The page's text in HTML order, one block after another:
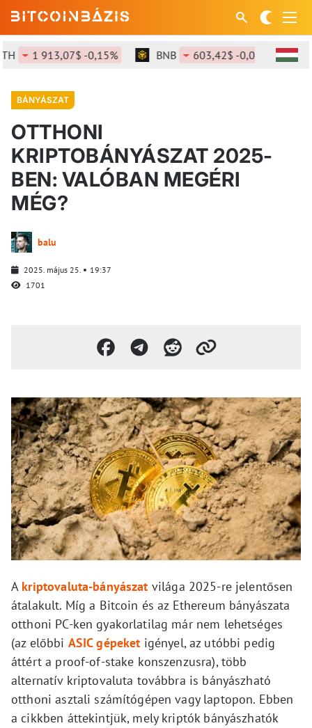
1 913,07$ -0,15% BNB 603,42$ -0,08% SOL
BÁNYÁSZAT
OTTHONI
KRIPTOBÁNYÁSZAT 2025-
BEN: VALÓBAN MEGÉRI
MÉG?
balu
2025. május 25.
19:37
1701
A kriptovaluta-bányászat világa 2025-re jelentősen
átalakult. Míg a Bitcoin és az Ethereum bányászata
otthoni PC-ken gyakorlatilag már nem lehetséges
(az előbbi ASIC gépeket igényel, az utóbbi pedig
áttért a proof-of-stake konszenzusra), több
alternatív kriptovaluta továbbra is bányászható
otthoni asztali számítógépen vagy laptopon. Ebben
a cikkben áttekintjük, mely kriptók bányászhatók